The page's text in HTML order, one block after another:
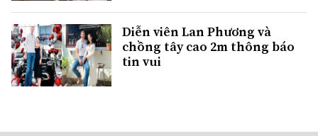
Diễn viên Lan Phương và
chồng tây cao 2m thông báo
tin vui